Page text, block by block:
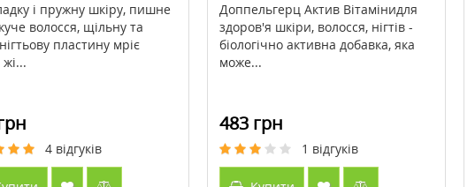
і пружну шкіру, пишне
волосся, щільну та
пластину мріє
4 відгуків
Доппельгерц Актив Вітамінидля
здоров'я шкіри, волосся, нігтів -
біологічно активна добавка, яка
може...
483 грн
1 відгуків